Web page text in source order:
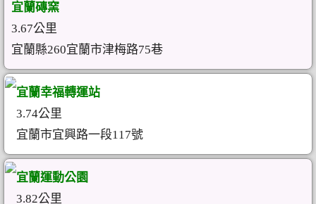
宜蘭磚窯
3.67公里
宜蘭縣260宜蘭市津梅路75巷
宜蘭幸福轉運站
3.74公里
宜蘭市宜興路一段117號
宜蘭運動公園
3.82公里